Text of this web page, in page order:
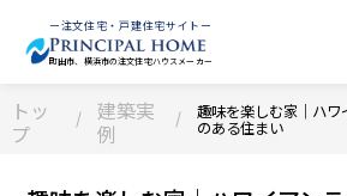
ー注文住宅・戸建住宅サイトー
町田市、横浜市の注文住宅ハウスメーカー
トッ
プ
建築実
例
趣味を楽しむ家｜ハ
のある住まい